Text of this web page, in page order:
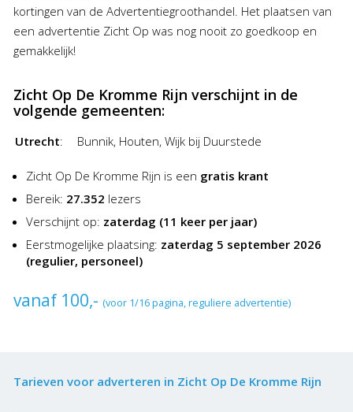
kortingen van de Advertentiegroothandel. Het plaatsen van
een advertentie Zicht Op was nog nooit zo goedkoop en
gemakkelijk!
Zicht Op De Kromme Rijn verschijnt in de
volgende gemeenten:
Utrecht: Bunnik, Houten, Wijk bij Duurstede
Zicht Op De Kromme Rijn is een gratis krant
Bereik: 27.352 lezers
Verschijnt op: zaterdag (11 keer per jaar)
Eerstmogelijke plaatsing: zaterdag 5 september 2026
(regulier, personeel)
vanaf 100,- (voor 1/16 pagina, reguliere advertentie)
Tarieven voor adverteren in Zicht Op De Kromme Rijn